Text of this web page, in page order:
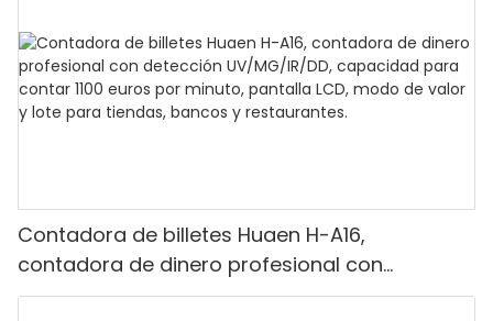
Contadora de billetes Huaen H-A16,
contadora de dinero profesional con
detección UV/MG/IR/DD, capacidad para